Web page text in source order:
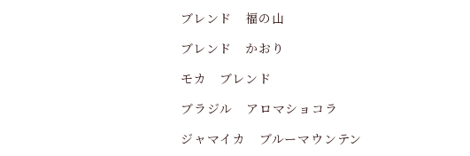
ブレンド 福の山
ブレンド かおり
モカ ブレンド
ブラジル アロマショコラ
ジャマイカ ブルーマウンテン